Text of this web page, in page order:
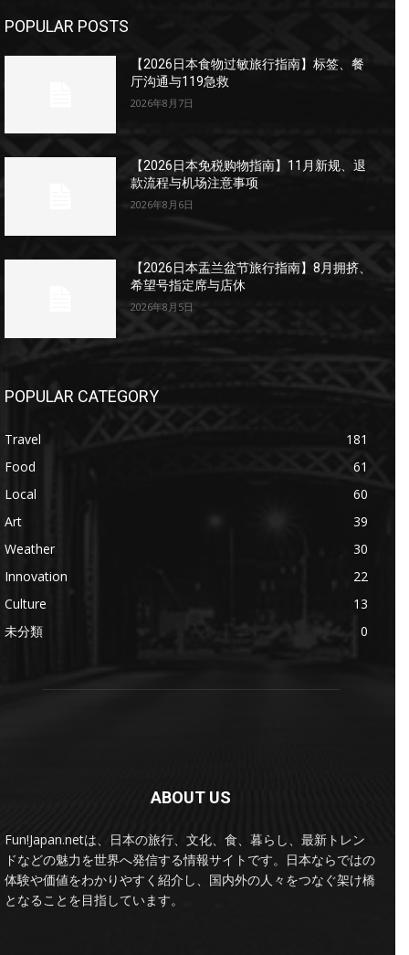
POPULAR POSTS
【2026日本食物过敏旅行指南】标签、餐
厅沟通与119急救
2026年8月7日
【2026日本免税购物指南】11月新规、退
款流程与机场注意事项
2026年8月6日
【2026日本盂兰盆节旅行指南】8月拥挤、
希望号指定席与店休
2026年8月5日
POPULAR CATEGORY
Travel
181
Food
61
Local
60
Art
39
Weather
30
Innovation
22
Culture
13
未分類
0
ABOUT US
Fun!Japan.netは、日本の旅行、文化、食、暮らし、最新トレン
ドなどの魅力を世界へ発信する情報サイトです。日本ならではの
体験や価値をわかりやすく紹介し、国内外の人々をつなぐ架け橋
となることを目指しています。